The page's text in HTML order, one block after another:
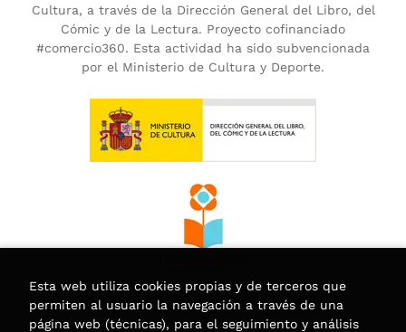
Cultura, a través de la Dirección General del Libro, del
Cómic y de la Lectura. Proyecto cofinanciado
#comercio360. Esta actividad ha sido subvencionada
por el Ministerio de Cultura y Deporte.
Esta web utiliza cookies propias y de terceros que
permiten al usuario la navegación a través de una
página web (técnicas), para el seguimiento y análisis